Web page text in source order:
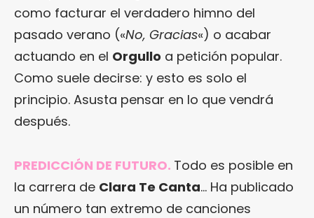
como facturar el verdadero himno del
pasado verano («No, Gracias«) o acabar
actuando en el Orgullo a petición popular.
Como suele decirse: y esto es solo el
principio. Asusta pensar en lo que vendrá
después.
PREDICCIÓN DE FUTURO. Todo es posible en
la carrera de Clara Te Canta… Ha publicado
un número tan extremo de canciones